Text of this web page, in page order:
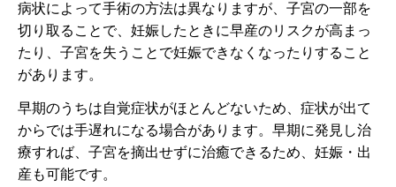
病状によって手術の方法は異なりますが、子宮の一部を
切り取ることで、妊娠したときに早産のリスクが高まっ
たり、子宮を失うことで妊娠できなくなったりすること
があります。
早期のうちは自覚症状がほとんどないため、症状が出て
からでは手遅れになる場合があります。早期に発見し治
療すれば、子宮を摘出せずに治癒できるため、妊娠・出
産も可能です。